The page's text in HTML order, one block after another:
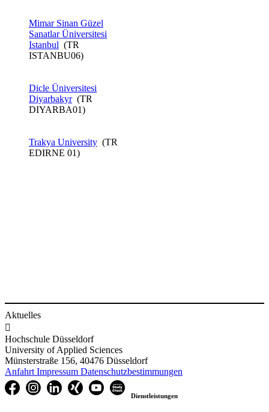
Mimar Sinan Güzel
Sanatlar Üniversitesi
Istanbul (TR
ISTANBU06)
Dicle Üniversitesi
Diyarbakyr(TR
DIYARBA01)
Trakya University (TR
EDIRNE 01)
Aktuelles

Hochschule Düsseldorf
University of Applied Sciences
Münsterstraße 156, 40476 Düsseldorf
Anfahrt Impressum Datenschutzbestimmungen
Dienstleistungen